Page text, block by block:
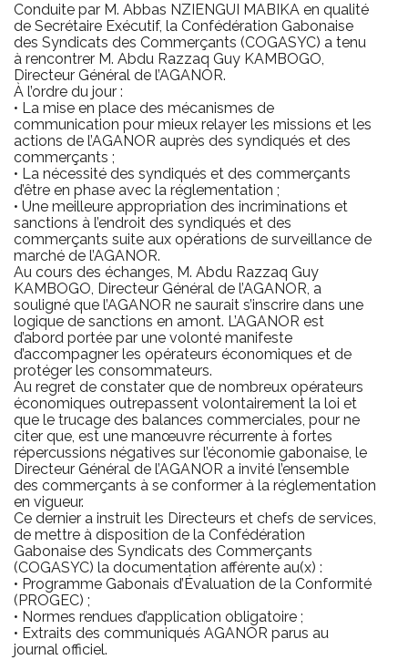
Conduite par M. Abbas NZIENGUI MABIKA en qualité
de Secrétaire Exécutif, la Confédération Gabonaise
des Syndicats des Commerçants (COGASYC) a tenu
à rencontrer M. Abdu Razzaq Guy KAMBOGO,
Directeur Général de l’AGANOR.
À l’ordre du jour :
• La mise en place des mécanismes de
communication pour mieux relayer les missions et les
actions de l’AGANOR auprès des syndiqués et des
commerçants ;
• La nécessité des syndiqués et des commerçants
d’être en phase avec la réglementation ;
• Une meilleure appropriation des incriminations et
sanctions à l’endroit des syndiqués et des
commerçants suite aux opérations de surveillance de
marché de l’AGANOR.
Au cours des échanges, M. Abdu Razzaq Guy
KAMBOGO, Directeur Général de l’AGANOR, a
souligné que l’AGANOR ne saurait s’inscrire dans une
logique de sanctions en amont. L’AGANOR est
d’abord portée par une volonté manifeste
d’accompagner les opérateurs économiques et de
protéger les consommateurs.
Au regret de constater que de nombreux opérateurs
économiques outrepassent volontairement la loi et
que le trucage des balances commerciales, pour ne
citer que, est une manœuvre récurrente à fortes
répercussions négatives sur l’économie gabonaise, le
Directeur Général de l’AGANOR a invité l’ensemble
des commerçants à se conformer à la réglementation
en vigueur.
Ce dernier a instruit les Directeurs et chefs de services,
de mettre à disposition de la Confédération
Gabonaise des Syndicats des Commerçants
(COGASYC) la documentation afférente au(x) :
• Programme Gabonais d’Évaluation de la Conformité
(PROGEC) ;
• Normes rendues d’application obligatoire ;
• Extraits des communiqués AGANOR parus au
journal officiel.